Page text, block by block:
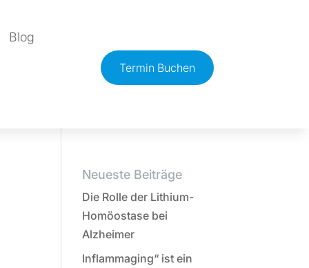
Blog
Termin Buchen
Neueste Beiträge
Die Rolle der Lithium-
Homöostase bei
Alzheimer
Inflammaging“ ist ein